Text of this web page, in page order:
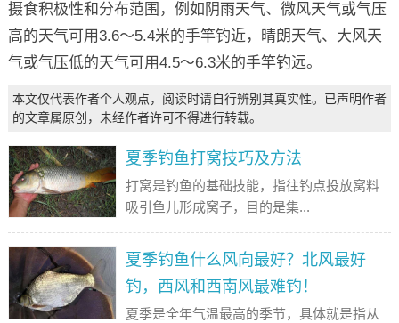
摄食积极性和分布范围，例如阴雨天气、微风天气或气压
高的天气可用3.6～5.4米的手竿钓近，晴朗天气、大风天
气或气压低的天气可用4.5～6.3米的手竿钓远。
本文仅代表作者个人观点，阅读时请自行辨别其真实性。已声明作者
的文章属原创，未经作者许可不得进行转载。
夏季钓鱼打窝技巧及方法
打窝是钓鱼的基础技能，指往钓点投放窝料
吸引鱼儿形成窝子，目的是集...
夏季钓鱼什么风向最好？北风最好
钓，西风和西南风最难钓！
夏季是全年气温最高的季节，具体就是指从